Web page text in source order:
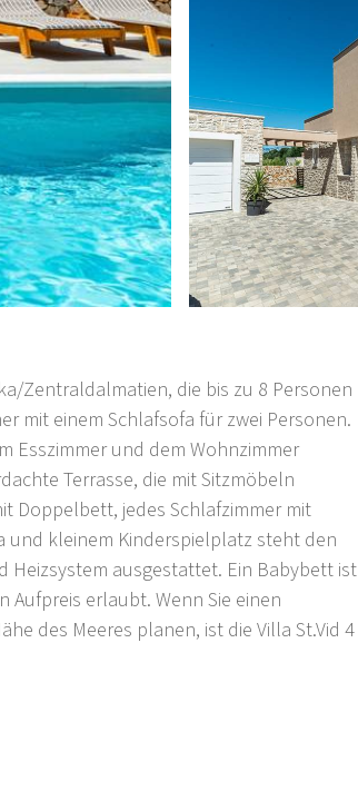
Zentraldalmatien, die bis zu 8 Personen
mit einem Schlafsofa für zwei Personen.
Esszimmer und dem Wohnzimmer
Terrasse, die mit Sitzmöbeln
Doppelbett, jedes Schlafzimmer mit
und kleinem Kinderspielplatz steht den
Heizsystem ausgestattet. Ein Babybett ist
Aufpreis erlaubt. Wenn Sie einen
des Meeres planen, ist die Villa St.Vid 4
weitläufigen, flachen Halbinsel liegt. Auf
ist es die wichtigste Verbindung